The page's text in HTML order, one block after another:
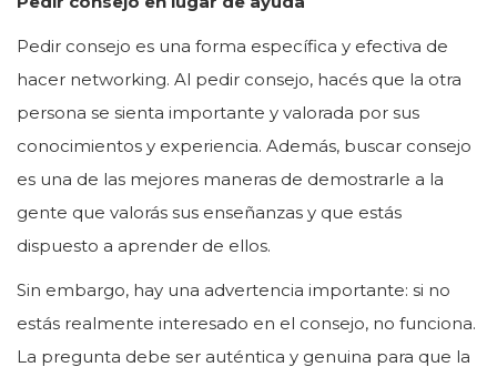
Pedir consejo es una forma específica y efectiva de
hacer networking. Al pedir consejo, hacés que la otra
persona se sienta importante y valorada por sus
conocimientos y experiencia. Además, buscar consejo
es una de las mejores maneras de demostrarle a la
gente que valorás sus enseñanzas y que estás
dispuesto a aprender de ellos.
Sin embargo, hay una advertencia importante: si no
estás realmente interesado en el consejo, no funciona.
La pregunta debe ser auténtica y genuina para que la